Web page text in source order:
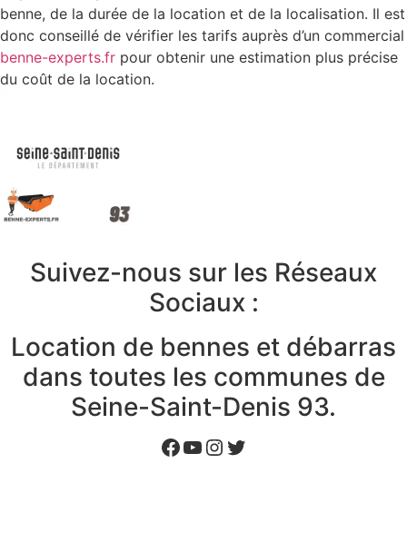
benne, de la durée de la location et de la localisation. Il est
donc conseillé de vérifier les tarifs auprès d’un commercial
benne-experts.fr pour obtenir une estimation plus précise
du coût de la location.
Suivez-nous sur les Réseaux
Sociaux :
Location de bennes et débarras
dans toutes les communes de
Seine-Saint-Denis 93.
Facebook
YouTube
Instagram
Twitter